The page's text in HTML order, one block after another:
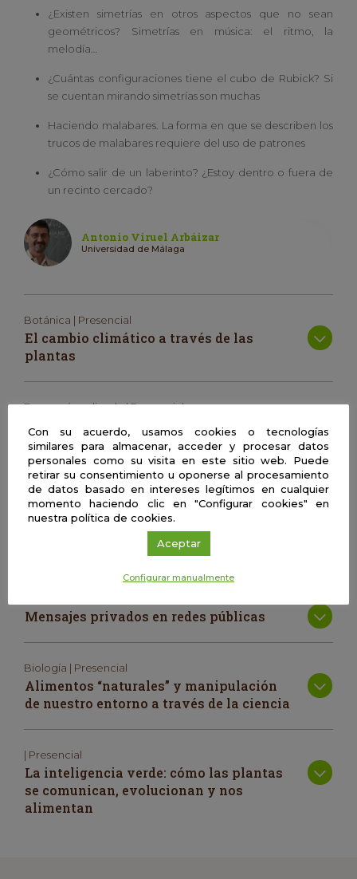
¿Existen simetrías en otros aspectos que no sean
geométricos? Simetrías en música: el ritmo, la
melodía…
¿Cuántas configuraciones tiene el cubo de Rubick? Si
se cuentan mirando simetrías son muchas
Haciendo malabares. La forma en que se describen los
trucos de malabares requiere del uso de patrones
¿Cómo salir de un laberinto? ¿Estoy dentro o fuera de
un recinto cercado?
Antonio Viruel Arbáizar
Universidad de Málaga
Botánica | Presencial
El cambio climático a través de las
plantas
Economía aplicada | Presencial
Descifrando el comportamiento
humano: matemáticas y experimentos
en acción
Ecofisiología | Presencial
¿Cómo viajan los árboles a largas
Mensajes privados en redes públicas
Biología | Presencial
Alimentos “naturales” y manipulación
de nuestro entorno a través de la ciencia
| Presencial
La inteligencia verde: cómo las plantas
se comunican, evolucionan y nos
alimentan
Con su acuerdo, usamos cookies o tecnologías
similares para almacenar, acceder y procesar datos
personales como su visita en este sitio web. Puede
retirar su consentimiento u oponerse al procesamiento
de datos basado en intereses legítimos en cualquier
momento haciendo clic en "Configurar cookies" en
nuestra política de cookies.
Aceptar
Configurar manualmente